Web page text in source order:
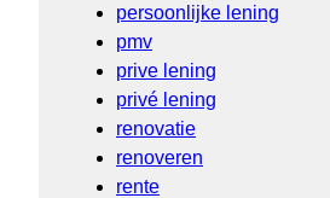
persoonlijke lening
pmv
prive lening
privé lening
renovatie
renoveren
rente